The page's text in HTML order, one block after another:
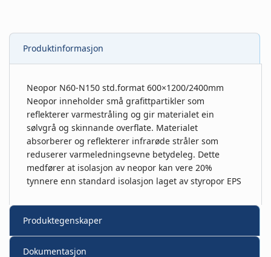
Produktinformasjon
Neopor N60-N150 std.format 600×1200/2400mm
Neopor inneholder små grafittpartikler som
reflekterer varmestråling og gir materialet ein
sølvgrå og skinnande overflate. Materialet
absorberer og reflekterer infrarøde stråler som
reduserer varmeledningsevne betydeleg. Dette
medfører at isolasjon av neopor kan vere 20%
tynnere enn standard isolasjon laget av styropor EPS
Produktegenskaper
Dokumentasjon